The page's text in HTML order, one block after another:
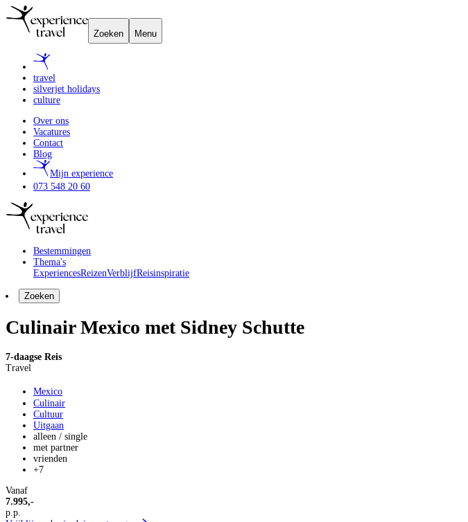
Zoeken Menu
travel
silverjet holidays
culture
Over ons
Vacatures
Contact
Blog
Mijn experience
073 548 20 60
Bestemmingen
Thema's
ExperiencesReizenVerblijfReisinspiratie
Zoeken
Culinair Mexico met Sidney Schutte
7-daagse Reis
Travel
Mexico
Culinair
Cultuur
Uitgaan
alleen / single
met partner
vrienden
+7
Vanaf
7.995,-
p.p.